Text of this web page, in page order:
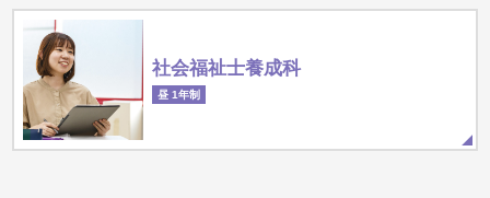
社会福祉士養成科
昼 1年制